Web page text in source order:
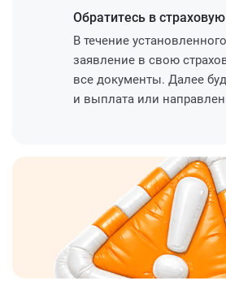
Обратитесь в страховую
В течение
заявление в свою
все документы. Далее
и выплата или